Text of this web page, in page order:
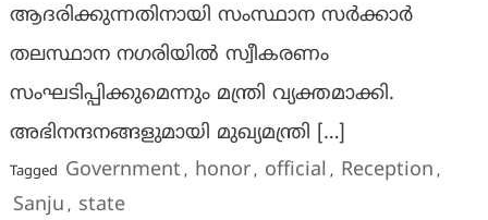
ആദരിക്കുന്നതിനായി സംസ്ഥാന സർക്കാർ
തലസ്ഥാന നഗരിയിൽ സ്വീകരണം
സംഘടിപ്പിക്കുമെന്നും മന്ത്രി വ്യക്തമാക്കി.
അഭിനന്ദനങ്ങളുമായി മുഖ്യമന്ത്രി […]
Tagged Government , honor, official , Reception ,
Sanju , state